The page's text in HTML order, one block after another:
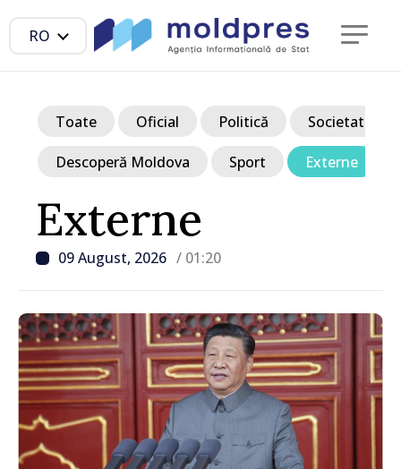
RO
Externe
09 August, 2026 / 01:20
Toate Oficial Politică Societate
Descoperă Moldova Sport Externe